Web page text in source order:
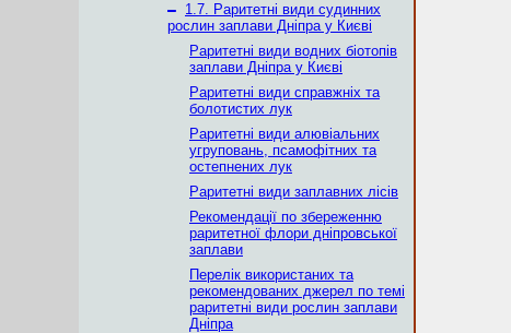
– 1.7. Раритетні види судинних
рослин заплави Дніпра у Києві
Раритетні види водних біотопів
заплави Дніпра у Києві
Раритетні види справжніх та
болотистих лук
Раритетні види алювіальних
угруповань, псамофітних та
остепнених лук
Раритетні види заплавних лісів
Рекомендації по збереженню
раритетної флори дніпровської
заплави
Перелік використаних та
рекомендованих джерел по темі
раритетні види рослин заплави
Дніпра